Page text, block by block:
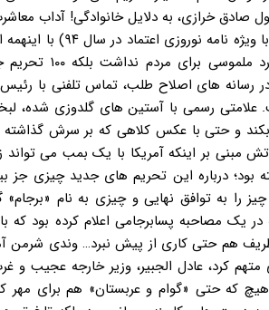
صادق خرازی، به دلایل خانوادگی! آداب
رسمی با آستین های گلدوزی شده،
و حتی با عکس کلاهی که بر سرش گذاشته
مبنی بر اینکه آمریکا با یک بمب می
بود؛ درباره این تحریم های جدید چیزی
را به توافق نهایی و چیزی به نام
یک مصاحبه پسابرجامی اعلام کرده بود که
هم حتی کاری از پیش نبرد… وندی شرمن
متهم کرد، عادل الجبیر، وزیر خارجه عجیب
که حتی «گوام و عربستان» هم برای مهر